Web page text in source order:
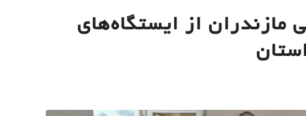
مازندران از ایستگاه‌های